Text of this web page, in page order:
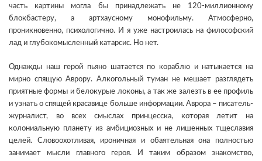
часть картины могла бы принадлежать не 120-миллионному
блокбастеру, а артхаусному монофильму. Атмосферно,
проникновенно, психологично. И я уже настроилась на философский
лад и глубокомысленный катарсис. Но нет.
Однажды наш герой пьяно шатается по кораблю и натыкается на
мирно спящую Аврору. Алкогольный туман не мешает разглядеть
приятные формы и белокурые локоны, а так же залезть в ее профиль
и узнать о спящей красавице больше информации. Аврора – писатель-
журналист, во всех смыслах принцесска, которая летит на
колониальную планету из амбициозных и не лишенных тщеславия
целей. Словоохотливая, ироничная и обаятельная она полностью
занимает мысли главного героя. И таким образом знакомство,